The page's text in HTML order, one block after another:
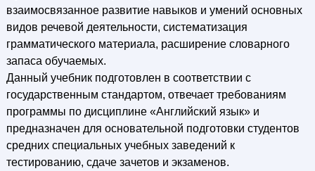
взаимосвязанное развитие навыков и умений основных
видов речевой деятельности, систематизация
грамматического материала, расширение словарного
запаса обучаемых.
Данный учебник подготовлен в соответствии с
государственным стандартом, отвечает требованиям
программы по дисциплине «Английский язык» и
предназначен для основательной подготовки студентов
средних специальных учебных заведений к
тестированию, сдаче зачетов и экзаменов.